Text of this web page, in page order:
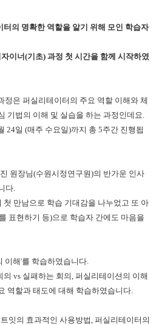
의 명확한 역할을 알기 위해 모인 학습자
이너(기초) 과정 첫 시간을 함께 시작하였
정은 퍼실리테이터의 주요 역할 이해와 체
기법의 이해 및 실습을 하는 과정인데요.
24일 (매주 수요일)까지 총 5주간 진행됩
원장님(수원시정연구원)의 반가운 인사
다.
만남으로 학습 기대감을 나누었고 또 아
표현하기 등)으로 학습자 간에도 마음을
이해'를 학습하였습니다.
의 vs 실패하는 회의, 퍼실리테이션의 이해
역할과 태도에 대해 학습하였습니다.
잇의 효과적인 사용방법, 퍼실리테이터의